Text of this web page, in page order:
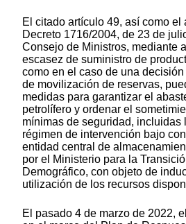
El citado artículo 49, así como el
Decreto 1716/2004, de 23 de
Consejo de Ministros, mediante
escasez de suministro de
como en el caso de una
de movilización de reservas,
medidas para garantizar el
petrolífero y ordenar el
mínimas de seguridad, incluidas
régimen de intervención bajo
entidad central de
por el Ministerio para la
Demográfico, con objeto de
utilización de los recursos
El pasado 4 de marzo de 2022,